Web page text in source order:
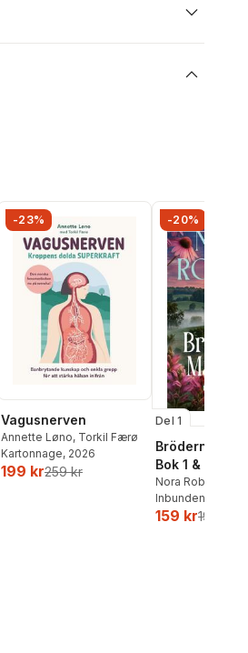
-23%
Vagusnerven
Annette Løno, Torkil Færø
Kartonnage, 2026
199 kr259 kr
-20%
Del 1
Bröderna
Bok 1 & 2
Nora Roberts
Inbunden
159 kr199 kr